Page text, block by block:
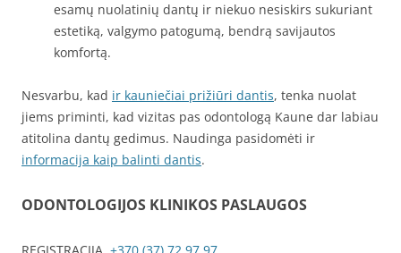
esamų nuolatinių dantų ir niekuo nesiskirs sukuriant
estetiką, valgymo patogumą, bendrą savijautos
komfortą.
Nesvarbu, kad ir kauniečiai prižiūri dantis, tenka nuolat
jiems priminti, kad vizitas pas odontologą Kaune dar labiau
atitolina dantų gedimus. Naudinga pasidomėti ir
informacija kaip balinti dantis.
ODONTOLOGIJOS KLINIKOS PASLAUGOS